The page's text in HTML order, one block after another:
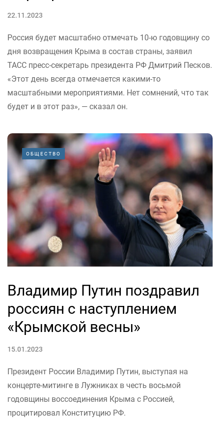
22.11.2023
Россия будет масштабно отмечать 10-ю годовщину со
дня возвращения Крыма в состав страны, заявил
ТАСС пресс-секретарь президента РФ Дмитрий Песков.
«Этот день всегда отмечается какими-то
масштабными мероприятиями. Нет сомнений, что так
будет и в этот раз», — сказал он.
ОБЩЕСТВО
Владимир Путин поздравил
россиян с наступлением
«Крымской весны»
15.01.2023
Президент России Владимир Путин, выступая на
концерте-митинге в Лужниках в честь восьмой
годовщины воссоединения Крыма с Россией,
процитировал Конституцию РФ.